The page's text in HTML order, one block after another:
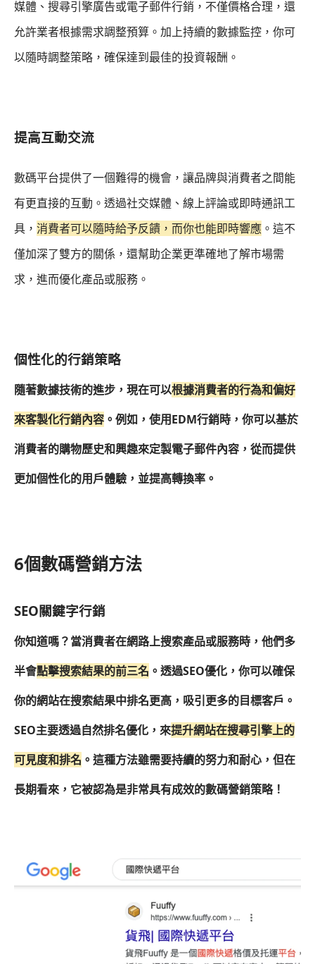
媒體、搜尋引擎廣告或電子郵件行銷，不僅價格合理，還
允許業者根據需求調整預算。加上持續的數據監控，你可
以隨時調整策略，確保達到最佳的投資報酬。
提高互動交流
數碼平台提供了一個難得的機會，讓品牌與消費者之間能
有更直接的互動。透過社交媒體、線上評論或即時通訊工
具， 消費者可以隨時給予反饋，而你也能即時響應 。這不
僅加深了雙方的關係，還幫助企業更準確地了解市場需
求，進而優化產品或服務。
個性化的行銷策略
隨著數據技術的進步，現在可以根據消費者的行為和偏好
來客製化行銷內容 。例如，使用EDM行銷時，你可以基於
消費者的購物歷史和興趣來定製電子郵件內容，從而提供
更加個性化的用戶體驗，並提高轉換率。
6個數碼營銷方法
SEO關鍵字行銷
你知道嗎？當消費者在網路上搜索產品或服務時，他們多
半會點擊搜索結果的前三名 。透過SEO優化，你可以確保
你的網站在搜索結果中排名更高，吸引更多的目標客戶。
SEO主要透過自然排名優化，來提升網站在搜尋引擎上的
可見度和排名 。這種方法雖需要持續的努力和耐心，但在
長期看來，它被認為是非常具有成效的數碼營銷策略！